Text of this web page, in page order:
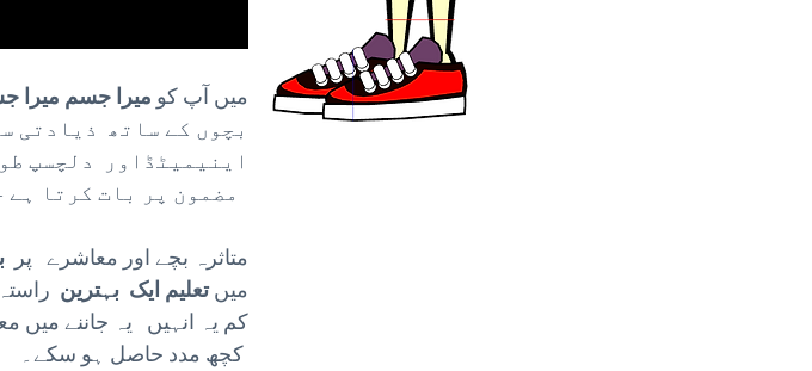
میں آپ کو میرا جسم میرا
بچوں کے ساتھ ذیادتی
اینیمیٹڈاور دلچسپ
متاثرہ بچے اور معاشرے پر
میںتعلیم ایک بہترین
کم یہ انہیں یہ جاننے میں
کچھ مدد حاصل ہو سکے۔